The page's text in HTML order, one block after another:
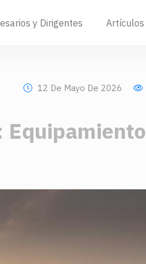
y Dirigentes Artículos
12 De Mayo De 2026
Equipamiento